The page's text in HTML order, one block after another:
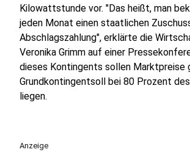
Kilowattstunde vor. "Das heißt, man
jeden Monat einen staatlichen
Abschlagszahlung", erklärte die
Veronika Grimm auf einer
dieses Kontingents sollen Marktpreise
Grundkontingentsoll bei 80 Prozent
liegen.
Anzeige